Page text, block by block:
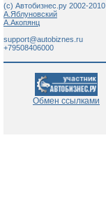
(c) Автобизнес.ру 2002-2010
А.Яблуновский
А.Акопянц
support@autobiznes.ru
+79508406000
Обмен ссылками